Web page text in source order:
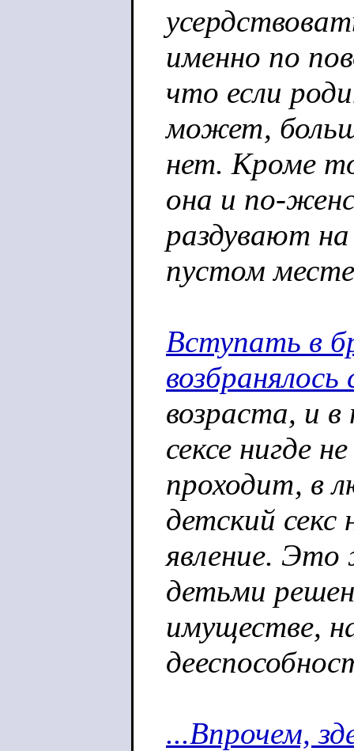
именно по
что если
может,
нет. Кроме
она и по-
раздувают на
пустом месте
Вступать в
возбранялось
возраста, и
сексе нигде не
проходит, в
детский секс
явление. Это
детьми
имуществе,
...Впрочем,